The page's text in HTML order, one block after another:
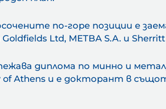
по-горе позиции е
Ltd, METBA S.A. и
диплома по минно и
of Athens и е докторант в